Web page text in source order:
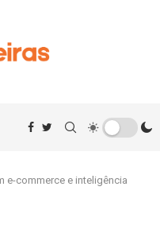
e-commerce e inteligência